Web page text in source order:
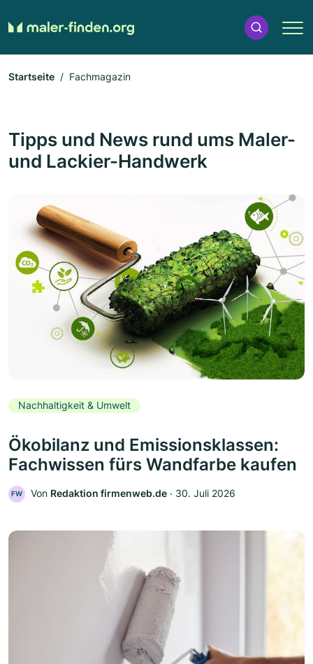
Startseite Fachmagazin
Tipps und News rund ums Maler-
und Lackier-Handwerk
pages.magazin.overview
Nachhaltigkeit & Umwelt
Ökobilanz und Emissionsklassen:
Fachwissen fürs Wandfarbe kaufen
FW Von Redaktion firmenweb.de ‧ 30. Juli 2026